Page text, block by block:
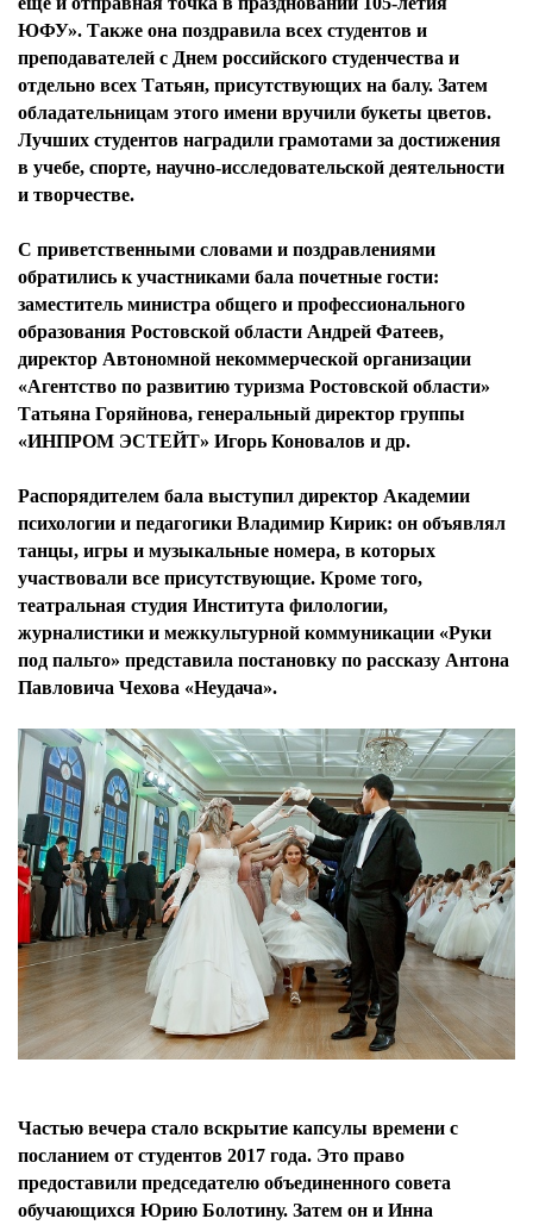
ЮФУ». Также она поздравила всех студентов и
преподавателей с Днем российского студенчества и
отдельно всех Татьян, присутствующих на балу. Затем
обладательницам этого имени вручили букеты цветов.
Лучших студентов наградили грамотами за достижения
в учебе, спорте, научно-исследовательской деятельности
и творчестве.
С приветственными словами и поздравлениями
обратились к участниками бала почетные гости:
заместитель министра общего и профессионального
образования Ростовской области Андрей Фатеев,
директор Автономной некоммерческой организации
«Агентство по развитию туризма Ростовской области»
Татьяна Горяйнова, генеральный директор группы
«ИНПРОМ ЭСТЕЙТ» Игорь Коновалов и др.
Распорядителем бала выступил директор Академии
психологии и педагогики Владимир Кирик: он объявлял
танцы, игры и музыкальные номера, в которых
участвовали все присутствующие. Кроме того,
театральная студия Института филологии,
журналистики и межкультурной коммуникации «Руки
под пальто» представила постановку по рассказу Антона
Павловича Чехова «Неудача».
Частью вечера стало вскрытие капсулы времени с
посланием от студентов 2017 года. Это право
предоставили председателю объединенного совета
обучающихся Юрию Болотину. Затем он и Инна